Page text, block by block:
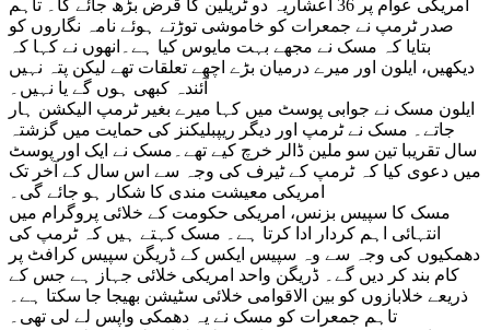
امریکی عوام پر 36 اعشاریہ دو ٹریلین کا قرض بڑھ جائے گا۔ تاہم
صدر ٹرمپ نے جمعرات کو خاموشی توڑتے ہوئے نامہ نگاروں کو
بتایا کہ مسک نے مجھے بہت مایوس کیا ہے۔انھوں نے کہا کہ
دیکھیں، ایلون اور میرے درمیان بڑے اچھے تعلقات تھے لیکن پتہ نہیں
آئندہ کبھی ہوں گے یا نہیں۔
ایلون مسک نے جوابی پوسٹ میں کہا میرے بغیر ٹرمپ الیکشن ہار
جاتے۔ مسک نے ٹرمپ اور دیگر ریپبلیکنز کی حمایت میں گزشتہ
سال تقریبا تین سو ملین ڈالر خرچ کیے تھے۔مسک نے ایک اور پوسٹ
میں دعوی کیا کہ ٹرمپ کے ٹیرف کی وجہ سے اس سال کے آخر تک
امریکی معیشت مندی کا شکار ہو جائے گی۔
مسک کا سپیس بزنس، امریکی حکومت کے خلائی پروگرام میں
انتہائی اہم کردار ادا کرتا ہے۔ مسک کہتے ہیں کہ ٹرمپ کی
دھمکیوں کی وجہ سے وہ سپیس ایکس کے ڈریگن سپیس کرافٹ پر
کام بند کر دیں گے۔ ڈریگن واحد امریکی خلائی جہاز ہے جس کے
ذریعے خلابازوں کو بین الاقوامی خلائی سٹیشن بھیجا جا سکتا ہے۔
تاہم جمعرات کو مسک نے یہ دھمکی واپس لے لی تھی۔